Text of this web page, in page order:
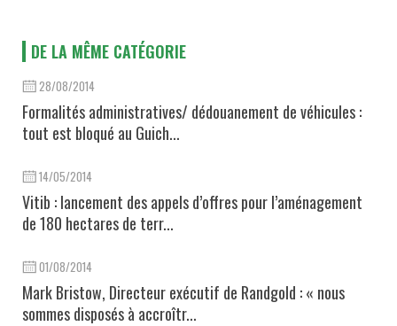
DE LA MÊME CATÉGORIE
28/08/2014
Formalités administratives/ dédouanement de véhicules :
tout est bloqué au Guich...
14/05/2014
Vitib : lancement des appels d’offres pour l’aménagement
de 180 hectares de terr...
01/08/2014
Mark Bristow, Directeur exécutif de Randgold : « nous
sommes disposés à accroîtr...